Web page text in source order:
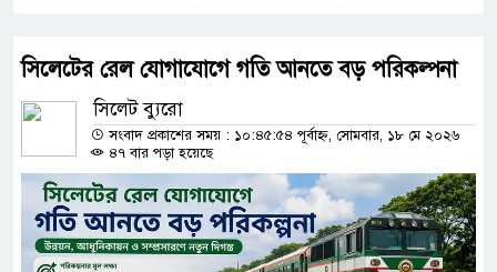
সিলেটের রেল যোগাযোগে গতি আনতে বড় পরিকল্পনা
সিলেট ব্যুরো
সংবাদ প্রকাশের সময় : ১০:৪৫:৫৪ পূর্বাহ্ন, সোমবার, ১৮ মে ২০২৬
৪৭ বার পড়া হয়েছে